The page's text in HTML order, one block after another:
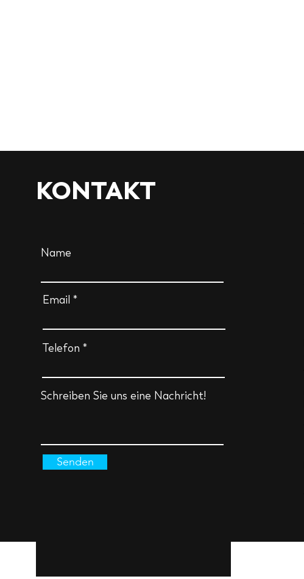
KONTAKT
Name
Email
Telefon
Schreiben Sie uns eine Nachricht!
Senden